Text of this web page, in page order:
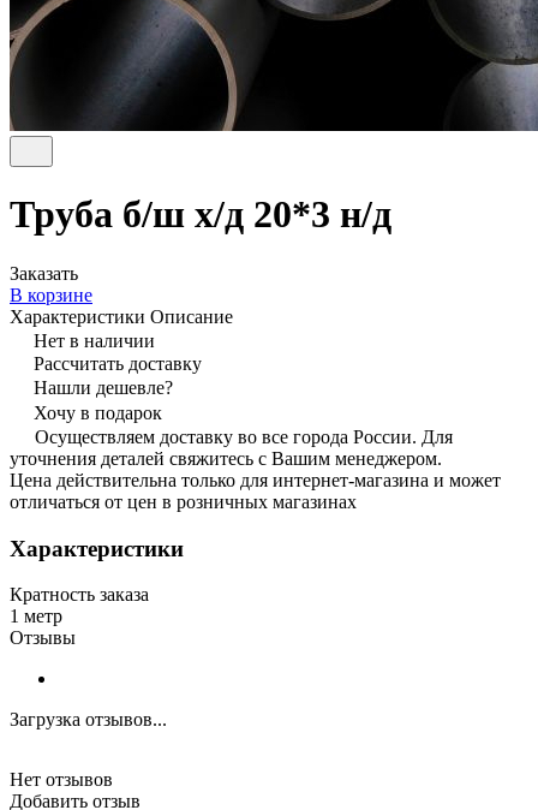
Труба б/ш х/д 20*3 н/д
Заказать
В корзине
Характеристики Описание
Нет в наличии
Рассчитать доставку
Нашли дешевле?
Хочу в подарок
Осуществляем доставку во все города России. Для
уточнения деталей свяжитесь с Вашим менеджером.
Цена действительна только для интернет-магазина и может
отличаться от цен в розничных магазинах
Характеристики
Кратность заказа
1 метр
Отзывы
Загрузка отзывов...
Нет отзывов
Добавить отзыв